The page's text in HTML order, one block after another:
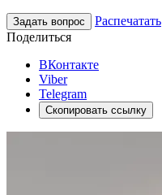
Задать вопрос
Распечатать
Поделиться
ВКонтакте
Viber
Telegram
Скопировать ссылку